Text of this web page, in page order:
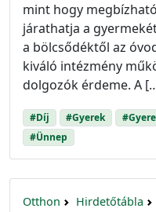
mint hogy
járathatja a
a bölcsődéktől az
kiváló intézmény
dolgozók érdeme. A
#Díj #Gyerek
#Ünnep
Otthon Hirdetőtábla